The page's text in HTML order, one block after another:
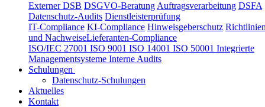
Externer DSB DSGVO-Beratung Auftragsverarbeitung DSFA
Datenschutz-Audits Dienstleisterprüfung
IT-Compliance KI-Compliance Hinweisgeberschutz
und NachweiseLieferanten-Compliance
ISO/IEC 27001 ISO 9001 ISO 14001 ISO 50001 Integrierte
Managementsysteme Interne Audits
Schulungen
Datenschutz-Schulungen
Aktuelles
Kontakt